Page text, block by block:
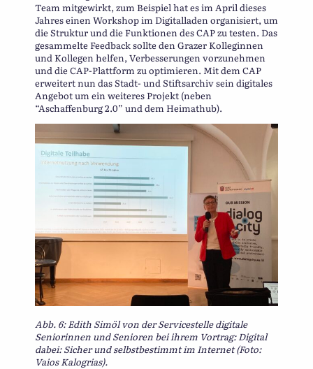
Team mitgewirkt, zum Beispiel hat es im April dieses
Jahres einen Workshop im Digitalladen organisiert, um
die Struktur und die Funktionen des CAP zu testen. Das
gesammelte Feedback sollte den Grazer Kolleginnen
und Kollegen helfen, Verbesserungen vorzunehmen
und die CAP-Plattform zu optimieren. Mit dem CAP
erweitert nun das Stadt- und Stiftsarchiv sein digitales
Angebot um ein weiteres Projekt (neben
“Aschaffenburg 2.0” und dem Heimathub).
Abb. 6: Edith Simöl von der Servicestelle digitale
Seniorinnen und Senioren bei ihrem Vortrag: Digital
dabei: Sicher und selbstbestimmt im Internet (Foto:
Vaios Kalogrias).